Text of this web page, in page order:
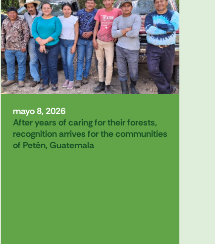
mayo 8, 2026
After years of caring for their forests,
recognition arrives for the communities
of Petén, Guatemala